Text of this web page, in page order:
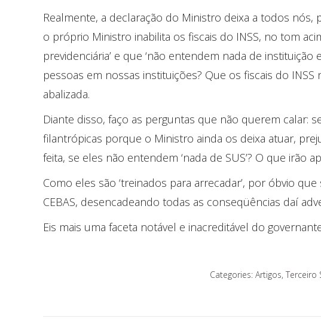
Realmente, a declaração do Ministro deixa a todos
o próprio Ministro inabilita os fiscais do INSS, no tom
previdenciária’ e que ‘não entendem nada de
pessoas em nossas instituições? Que os fiscais do
abalizada.
Diante disso, faço as perguntas que não querem calar:
filantrópicas porque o Ministro ainda os deixa atuar,
feita, se eles não entendem ‘nada de SUS’? O que irão
Como eles são ‘treinados para arrecadar’, por óbvio
CEBAS, desencadeando todas as conseqüências daí
Eis mais uma faceta notável e inacreditável do
Categories: Artigos, Terceiro